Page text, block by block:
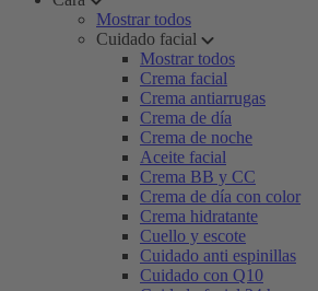
Mostrar todos
Cuidado facial
Mostrar todos
Crema facial
Crema antiarrugas
Crema de día
Crema de noche
Aceite facial
Crema BB y CC
Crema de día con color
Crema hidratante
Cuello y escote
Cuidado anti espinillas
Cuidado con Q10